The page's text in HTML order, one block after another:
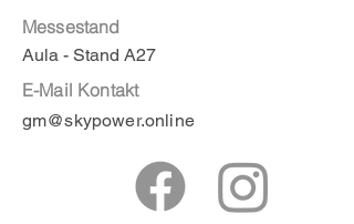
Messestand
Aula - Stand A27
E-Mail Kontakt
gm@skypower.online